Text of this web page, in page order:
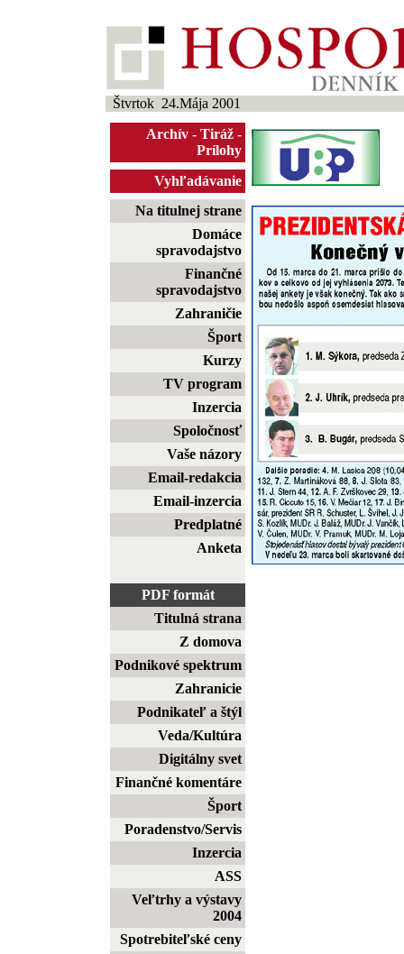
Štvrtok 24.Mája 2001
Archív - Tiráž -
Prílohy
Vyhľadávanie
Na titulnej strane
Domáce
spravodajstvo
Finančné
spravodajstvo
Zahraničie
Šport
Kurzy
TV program
Inzercia
Spoločnosť
Vaše názory
Email-redakcia
Email-inzercia
Predplatné
Anketa
PDF formát
Titulná strana
Z domova
Podnikové spektrum
Zahranicie
Podnikateľ a štýl
Veda/Kultúra
Digitálny svet
Finančné komentáre
Šport
Poradenstvo/Servis
Inzercia
ASS
Veľtrhy a výstavy
2004
Spotrebiteľské ceny